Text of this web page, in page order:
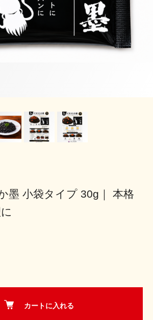
墨 小袋タイプ 30g｜ 本格
カートに入れる